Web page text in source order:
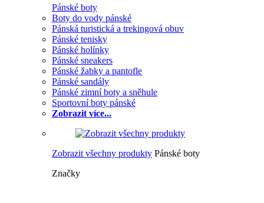
Pánské boty
Boty do vody pánské
Pánská turistická a trekingová obuv
Pánské tenisky
Pánské holínky
Pánské sneakers
Pánské žabky a pantofle
Pánské sandály
Pánské zimní boty a sněhule
Sportovní boty pánské
Zobrazit více...
Zobrazit všechny produkty Pánské boty
Značky